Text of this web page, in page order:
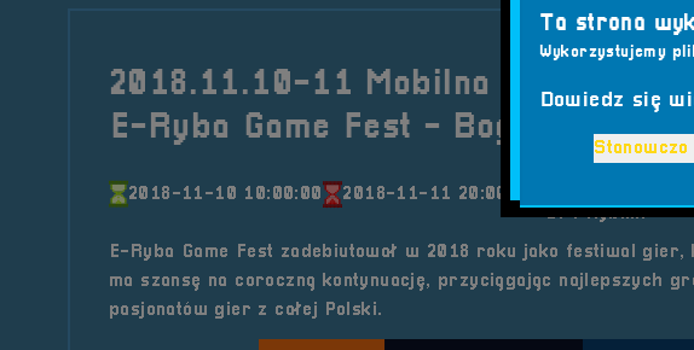
2018-11-11
2018.11.10-11 Mobilna RetroSfera
E-Ryba Game Fest - Boguszowice
2018-11-10 10:00:00 2018-11-11 20:00:00
274 Rybnik
E-Ryba Game Fest zadebiutował w 2018 roku jako festiwal gier,
ma szansę na coroczną kontynuację, przyciągając najlepszych
pasjonatów gier z całej Polski.
Ta strona
Wykorzystujemy
Dowiedz się